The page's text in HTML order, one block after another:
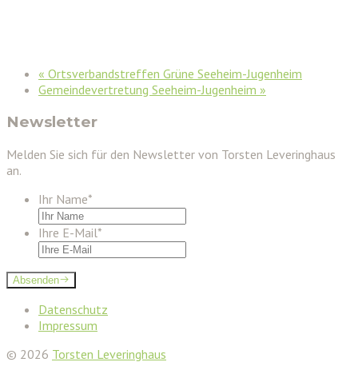
« Ortsverbandstreffen Grüne Seeheim-Jugenheim
Gemeindevertretung Seeheim-Jugenheim »
Newsletter
Melden Sie sich für den Newsletter von Torsten Leveringhaus
an.
Ihr Name*
Ihre E-Mail*
Absenden
Datenschutz
Impressum
© 2026 Torsten Leveringhaus